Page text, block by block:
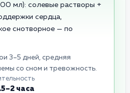
мл): солевые растворы +
сердца,
снотворное — по
3–5 дней, средняя
со сном и тревожность.
часа